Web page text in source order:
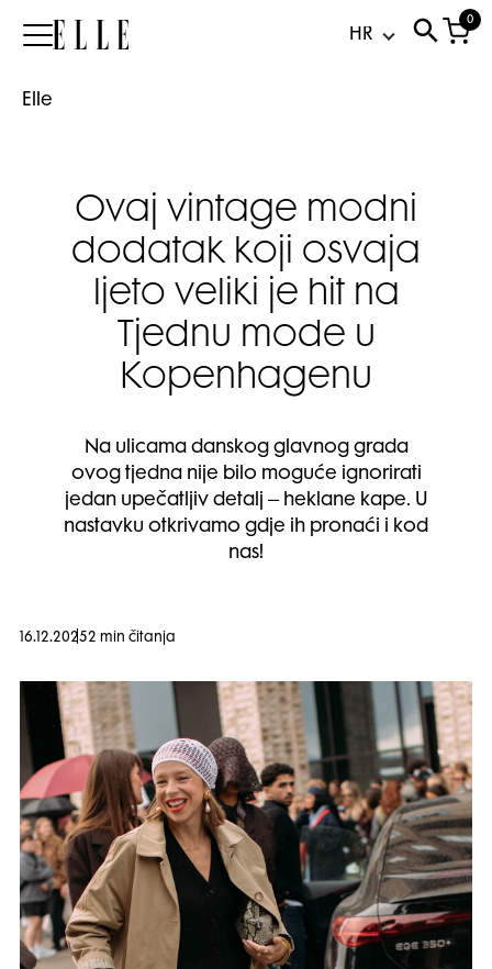
Elle
0
Elle
Ovaj vintage modni
dodatak koji osvaja
ljeto veliki je hit na
Tjednu mode u
Kopenhagenu
Na ulicama danskog glavnog grada
ovog tjedna nije bilo moguće ignorirati
jedan upečatljiv detalj – heklane kape. U
nastavku otkrivamo gdje ih pronaći i kod
nas!
16.12.20252 min čitanja